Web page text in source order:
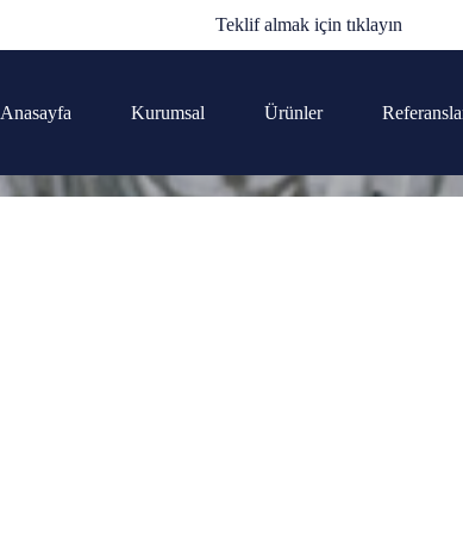
Teklif almak için tıklayın
Anasayfa Kurumsal Ürünler